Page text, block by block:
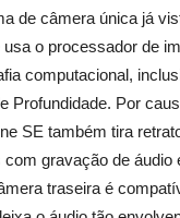
de câmera única já
o processador de
computacional,
Profundidade. Por
SE também tira
gravação de
traseira é